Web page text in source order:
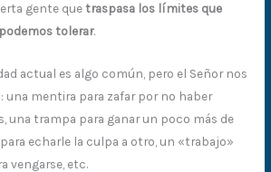
gente que traspasa los límites que
tolerar.
actual es algo común, pero el Señor nos
una mentira para zafar por no haber
una trampa para ganar un poco más de
echarle la culpa a otro, un «trabajo»
vengarse, etc.